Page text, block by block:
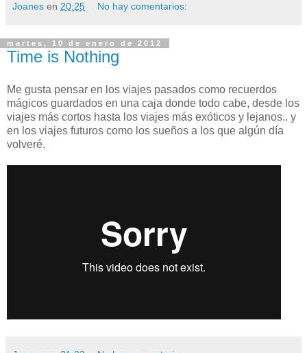
Joanes en 20:25 No hay comentarios:
martes, 10 de enero de 2012
Time is Nothing
Me gusta pensar en los viajes pasados como recuerdos
mágicos guardados en una caja donde todo cabe, desde los
viajes más cortos hasta los viajes más exóticos y lejanos.. y
en los viajes futuros como los sueños a los que algún día
volveré.